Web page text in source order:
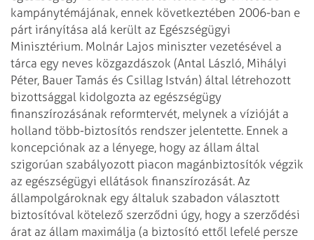
kampánytémájának, ennek következtében 2006-ban e
párt irányítása alá került az Egészségügyi
Minisztérium. Molnár Lajos miniszter vezetésével a
tárca egy neves közgazdászok (Antal László, Mihályi
Péter, Bauer Tamás és Csillag István) által létrehozott
bizottsággal kidolgozta az egészségügy
finanszírozásának reformtervét, melynek a vízióját a
holland több-biztosítós rendszer jelentette. Ennek a
koncepciónak az a lényege, hogy az állam által
szigorúan szabályozott piacon magánbiztosítók végzik
az egészségügyi ellátások finanszírozását. Az
állampolgároknak egy általuk szabadon választott
biztosítóval kötelező szerződni úgy, hogy a szerződési
árat az állam maximálja (a biztosító ettől lefelé persze